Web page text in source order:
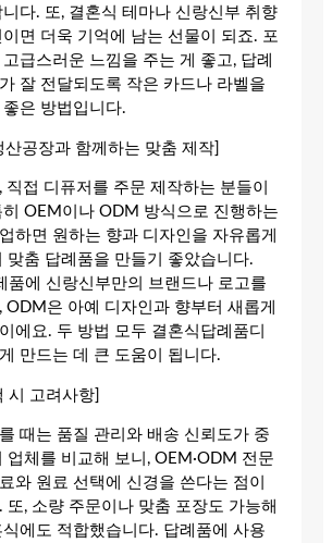
다. 또, 결혼식 테마나 신랑신부 취향
면 더욱 기억에 남는 선물이 되죠. 포
급스러운 느낌을 주는 게 좋고, 답례
잘 전달되도록 작은 카드나 라벨을
은 방법입니다.
산공장과 함께하는 맞춤 제작]
직접 디퓨저를 주문 제작하는 분들이
OEM이나 ODM 방식으로 진행하는
하면 원하는 향과 디자인을 자유롭게
맞춤 답례품을 만들기 좋았습니다.
품에 신랑신부만의 브랜드나 로고를
ODM은 아예 디자인과 향부터 새롭게
에요. 두 방법 모두 결혼식답례품디
만드는 데 큰 도움이 됩니다.
시 고려사항]
때는 품질 관리와 배송 신뢰도가 중
업체를 비교해 보니, OEM·ODM 전문
와 원료 선택에 신경을 쓴다는 점이
또, 소량 주문이나 맞춤 포장도 가능해
에도 적합했습니다. 답례품에 사용